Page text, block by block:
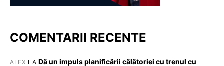
COMENTARII RECENTE
ALEX LA Dă un impuls planificării călătoriei cu trenul cu